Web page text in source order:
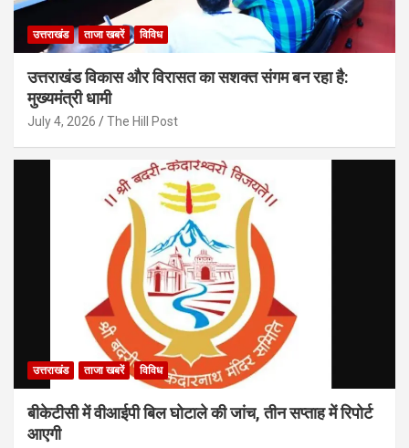
उत्तराखंड ताजा खबरें विविध
उत्तराखंड विकास और विरासत का सशक्त संगम बन रहा है:
मुख्यमंत्री धामी
July 4, 2026 The Hill Post
उत्तराखंड ताजा खबरें विविध
बीकेटीसी में वीआईपी बिल घोटाले की जांच, तीन सप्ताह में रिपोर्ट
आएगी